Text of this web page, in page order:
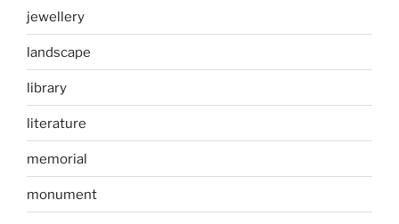
jewellery
landscape
library
literature
memorial
monument